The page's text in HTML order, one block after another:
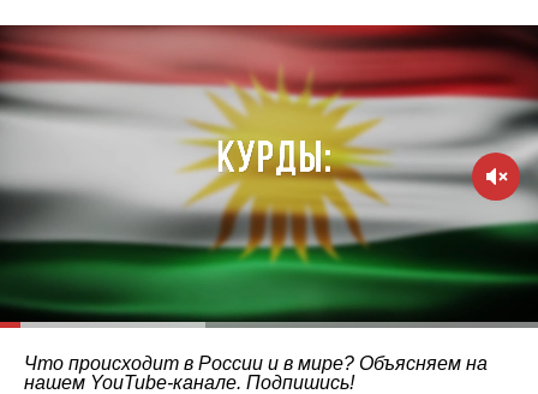
Что происходит в России и в мире? Объясняем на
нашем YouTube-канале. Подпишись!